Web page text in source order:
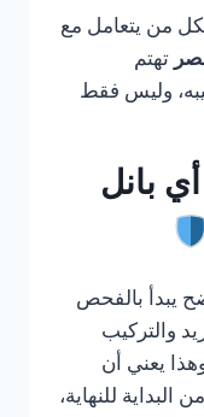
من يتعامل مع
تهتم
وليس فقط
بانل
يبدأ بالفحص
والتركيب
يعني أن
للنهاية،